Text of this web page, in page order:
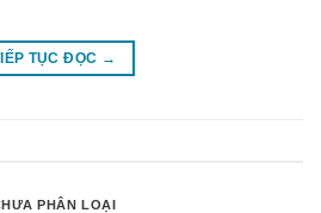
TỤC ĐỌC →
PHÂN LOẠI